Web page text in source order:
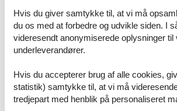
Esszimmer im Wintergarten mit Blick in den
Wohnzimmer mit TV befindet sich ein
Stunden.
Waschmaschine im Haus.
Obergeschoss ,ein weiteres Bad mit
Erdgeschoss..
Das Haus Sofie hat eine Terrasse im Innenhof
Terrasse im Garten mit gemütlichen
Hvis du giver samtykke til, at vi må
du os med at forbedre og udvikle siden. I
videresendt anonymiserede oplysninger til
underleverandører.
Hvis du accepterer brug af alle cookies,
statistik) samtykke til, at vi må
tredjepart med henblik på personaliseret